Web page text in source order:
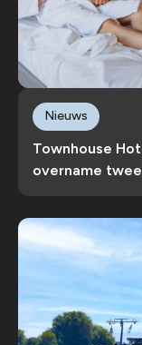
Townhouse
overname
Nieuws